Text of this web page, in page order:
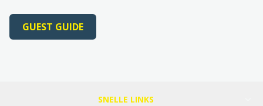
GUEST GUIDE
SNELLE LINKS